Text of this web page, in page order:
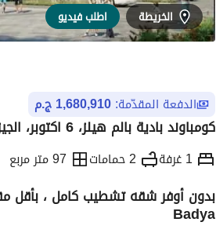
الخريطة اطلب فيديو
الدفعة المقدّمة: 1,680,910 ج.م
كومباوند بادية بالم هيلز، 6 اكتوبر، الجيزة
1 غرفة 2 حمامات 97 متر مربع
التفاصيل
Badya